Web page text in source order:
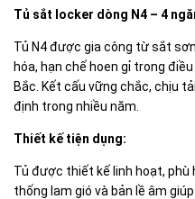
Tủ sắt locker dòng N4 – 4
Tủ N4 được gia công từ sắt
hóa, hạn chế hoen gỉ trong
Bắc. Kết cấu vững chắc, chịu
định trong nhiều năm.
Thiết kế tiện dụng:
Tủ được thiết kế linh hoạt, phù
thống lam gió và bản lề âm